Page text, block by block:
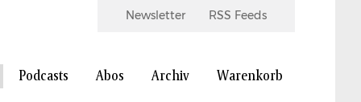
Newsletter RSS Feeds
Podcasts Abos Archiv Warenkorb